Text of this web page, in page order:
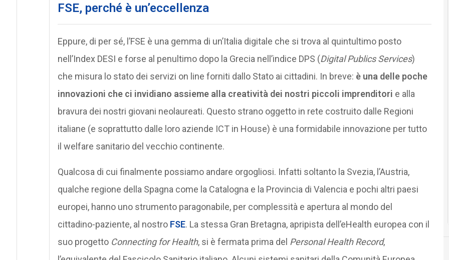
FSE, perché è un’eccellenza
Eppure, di per sé, l’FSE è una gemma di un’Italia digitale che si trova al quintultimo posto
nell’Index DESI e forse al penultimo dopo la Grecia nell’indice DPS (Digital Publics Services)
che misura lo stato dei servizi on line forniti dallo Stato ai cittadini. In breve: è una delle poche
innovazioni che ci invidiano assieme alla creatività dei nostri piccoli imprenditori e alla
bravura dei nostri giovani neolaureati. Questo strano oggetto in rete costruito dalle Regioni
italiane (e soprattutto dalle loro aziende ICT in House) è una formidabile innovazione per tutto
il welfare sanitario del vecchio continente.
Qualcosa di cui finalmente possiamo andare orgogliosi. Infatti soltanto la Svezia, l’Austria,
qualche regione della Spagna come la Catalogna e la Provincia di Valencia e pochi altri paesi
europei, hanno uno strumento paragonabile, per complessità e apertura al mondo del
cittadino-paziente, al nostro FSE. La stessa Gran Bretagna, apripista dell’eHealth europea con il
suo progetto Connecting for Health, si è fermata prima del Personal Health Record,